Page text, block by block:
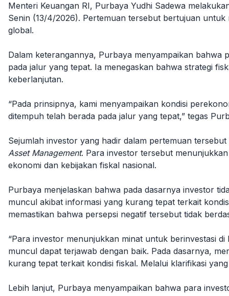
Menteri Keuangan RI, Purbaya Yudhi Sadewa
Senin (13/4/2026). Pertemuan tersebut bertujuan
global.
Dalam keterangannya, Purbaya menyampaikan
pada jalur yang tepat. Ia menegaskan bahwa strategi
keberlanjutan.
“Pada prinsipnya, kami menyampaikan kondisi
ditempuh telah berada pada jalur yang tepat,” tegas
Sejumlah investor yang hadir dalam pertemuan
Asset Management. Para investor tersebut
ekonomi dan kebijakan fiskal nasional.
Purbaya menjelaskan bahwa pada dasarnya investor
muncul akibat informasi yang kurang tepat terkait
memastikan bahwa persepsi negatif tersebut tidak
“Para investor menunjukkan minat untuk berinvestasi
muncul dapat terjawab dengan baik. Pada dasarnya,
kurang tepat terkait kondisi fiskal. Melalui klarifikasi
Lebih lanjut, Purbaya menyampaikan bahwa para